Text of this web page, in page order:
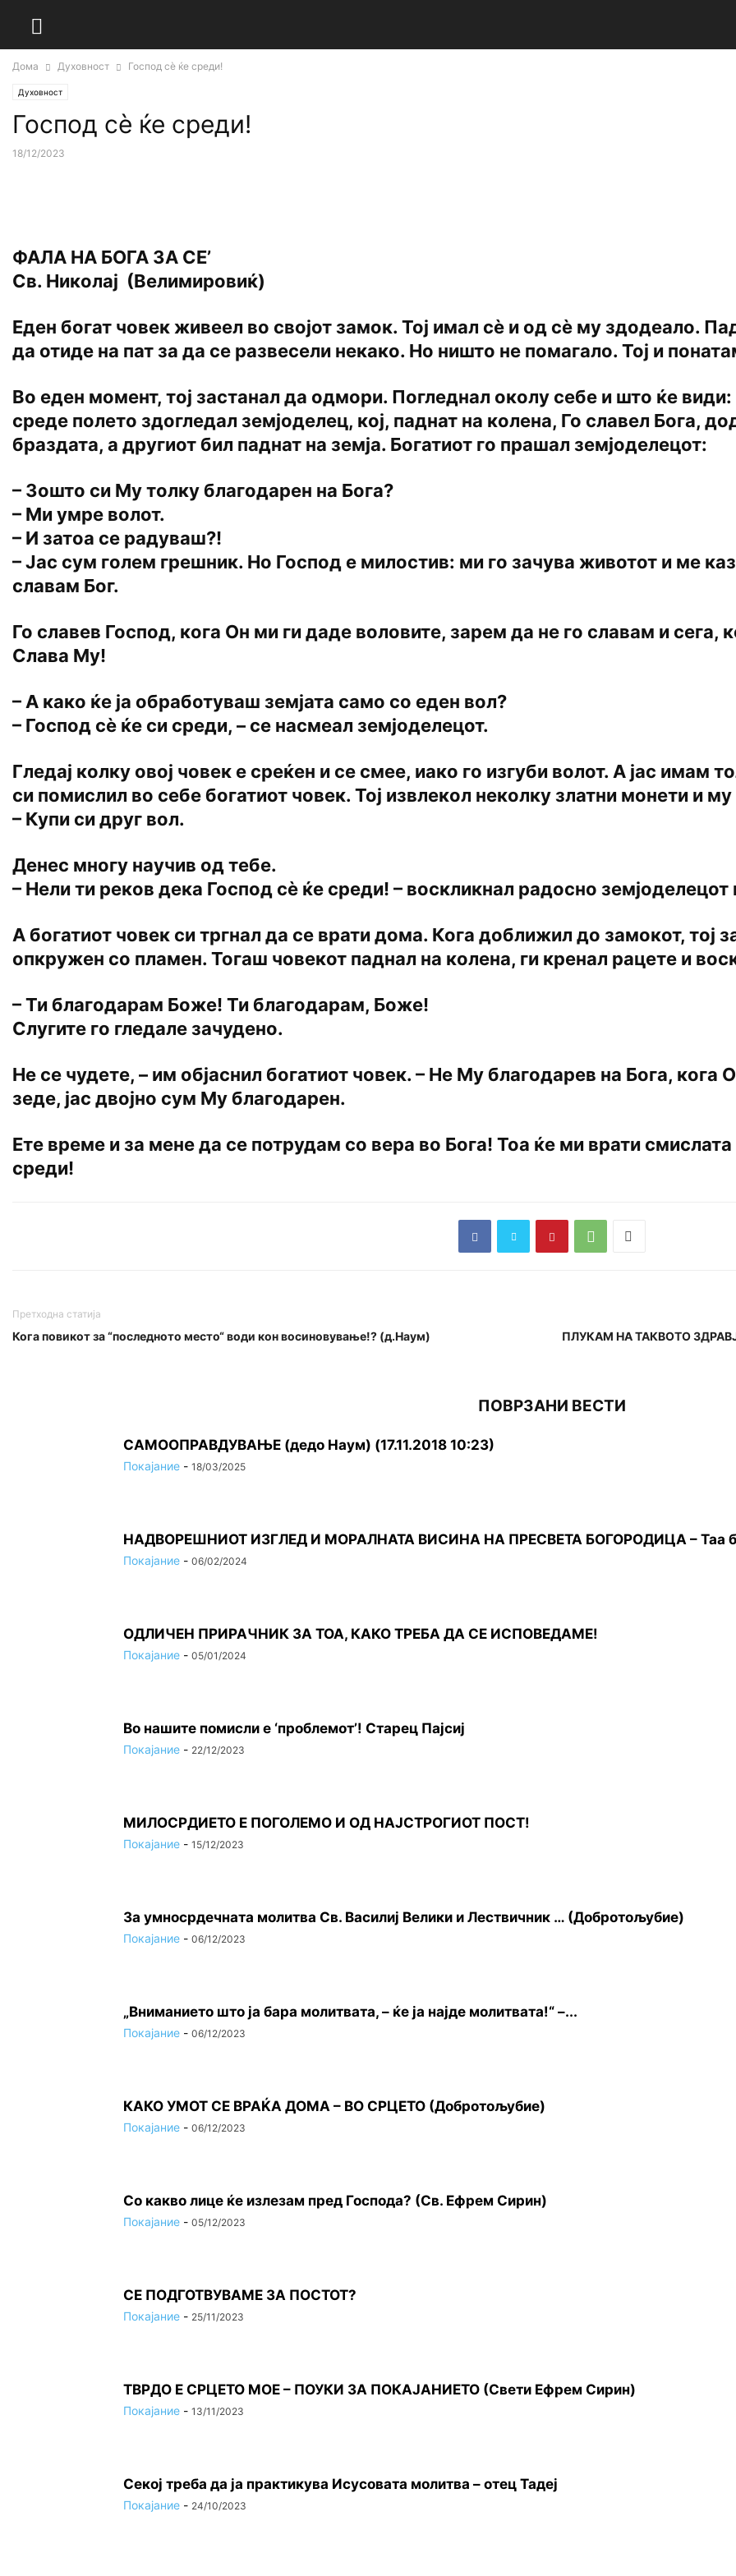
Дома Духовност Господ сѐ ќе среди!
Духовност
Господ сѐ ќе среди!
18/12/2023
ФАЛА НА БОГА ЗА СЕ’
Св. Николај (Велимировиќ)
Еден богат човек живеел во својот замок. Тој имал сѐ и од сѐ му здодеало.
да отиде на пат за да се развесели некако. Но ништо не помагало. Тој и
Во еден момент, тој застанал да одмори. Погледнал околу себе и што ќе
среде полето здогледал земјоделец, кој, паднат на колена, Го славел Бога,
браздата, а другиот бил паднат на земја. Богатиот го прашал земјоделецот:
– Зошто си Му толку благодарен на Бога?
– Ми умре волот.
– И затоа се радуваш?!
– Јас сум голем грешник. Но Господ е милостив: ми го зачува животот и ме
славам Бог.
Го славев Господ, кога Он ми ги даде воловите, зарем да не го славам и сега,
Слава Му!
– А како ќе ја обработуваш земјата само со еден вол?
– Господ сѐ ќе си среди, – се насмеал земјоделецот.
Гледај колку овој човек е среќен и се смее, иако го изгуби волот. А јас имам
си помислил во себе богатиот човек. Тој извлекол неколку златни монети и
– Купи си друг вол.
Денес многу научив од тебе.
– Нели ти реков дека Господ сѐ ќе среди! – воскликнал радосно
А богатиот човек си тргнал да се врати дома. Кога доближил до замокот, тој
опкружен со пламен. Тогаш човекот паднал на колена, ги кренал рацете и
– Ти благодарам Боже! Ти благодарам, Боже!
Слугите го гледале зачудено.
Не се чудете, – им објаснил богатиот човек. – Не Му благодарев на Бога,
зеде, јас двојно сум Му благодарен.
Ете време и за мене да се потрудам со вера во Бога! Тоа ќе ми врати
среди!
Претходна статија
Кога повикот за “последното место“ води кон восиновување!? (д.Наум)
ПЛУКАМ НА ТАКВОТО
ПОВРЗАНИ ВЕСТИ
САМООПРАВДУВАЊЕ (дедо Наум) (17.11.2018 10:23)
Покајание - 18/03/2025
НАДВОРЕШНИОТ ИЗГЛЕД И МОРАЛНАТА ВИСИНА HA ПРЕСВЕТА БОГОРОДИЦА – Таа
Покајание - 06/02/2024
ОДЛИЧЕН ПРИРАЧНИК ЗА ТОА, КАКО ТРЕБА ДА СЕ ИСПОВЕДАМЕ!
Покајание - 05/01/2024
Во нашите помисли е ‘проблемот’! Старец Пајсиј
Покајание - 22/12/2023
МИЛОСРДИЕТО Е ПОГОЛЕМО И ОД НАЈСТРОГИОТ ПОСТ!
Покајание - 15/12/2023
За умносрдечната молитва Св. Василиј Велики и Лествичник … (Добротољубие)
Покајание - 06/12/2023
„Вниманието што jа бара молитвата, – ќе jа најде молитвата!“ –...
Покајание - 06/12/2023
КАКО УМОТ СЕ ВРАЌА ДОМА – ВО СРЦЕТО (Добротољубие)
Покајание - 06/12/2023
Со какво лице ќе излезам пред Господа? (Св. Ефрем Сирин)
Покајание - 05/12/2023
СЕ ПОДГОТВУВАМЕ ЗА ПОСТОТ?
Покајание - 25/11/2023
ТВРДО Е СРЦЕТО МОЕ – ПОУКИ ЗА ПОКАЈАНИЕТО (Свети Ефрем Сирин)
Покајание - 13/11/2023
Секој треба да ја практикува Исусовата молитва – отец Тадеј
Покајание - 24/10/2023